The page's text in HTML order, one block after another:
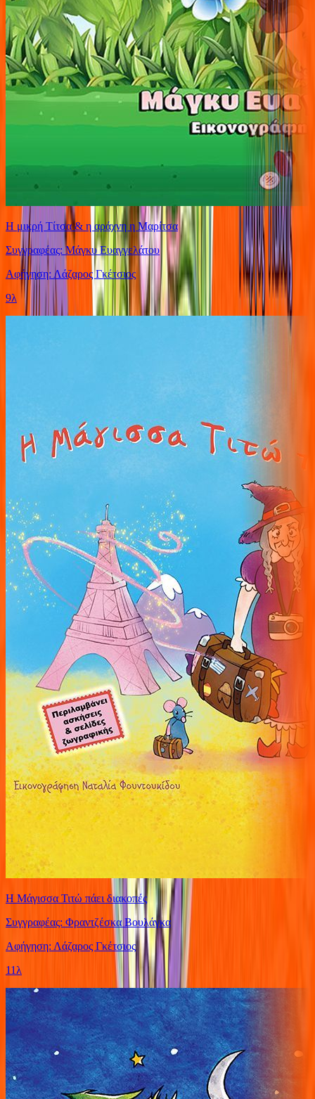
Η μικρή Τίτσα & η αράχνη η Μαρίτσα
Συγγραφέας: Μάγκυ Ευαγγελάτου
Αφήγηση: Λάζαρος Γκέτσιος
9λ
Η Μάγισσα Τιτώ πάει διακοπές
Συγγραφέας: Φραντζέσκα Βουλάγκα
Αφήγηση: Λάζαρος Γκέτσιος
11λ